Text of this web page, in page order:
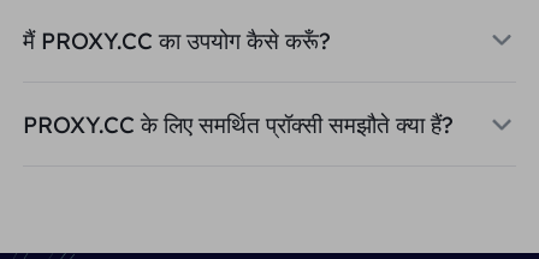
मैं PROXY.CC का उपयोग कैसे करूँ?
PROXY.CC के लिए समर्थित प्रॉक्सी समझौते क्या हैं?